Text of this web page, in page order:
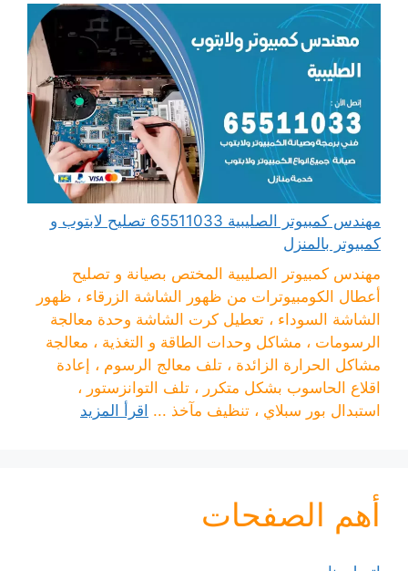
مهندس كمبيوتر الصليبية 65511033 تصليح لابتوب و
كمبيوتر بالمنزل
مهندس كمبيوتر الصليبية المختص بصيانة و تصليح
أعطال الكومبيوترات من ظهور الشاشة الزرقاء ، ظهور
الشاشة السوداء ، تعطيل كرت الشاشة وحدة معالجة
الرسومات ، مشاكل وحدات الطاقة و التغذية ، معالجة
مشاكل الحرارة الزائدة ، تلف معالج الرسوم ، إعادة
اقلاع الحاسوب بشكل متكرر ، تلف التوانزستور ،
استبدال بور سبلاي ، تنظيف مآخذ ... اقرأ المزيد
أهم الصفحات